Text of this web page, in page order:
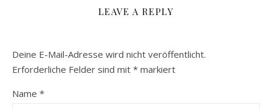
LEAVE A REPLY
Deine E-Mail-Adresse wird nicht veröffentlicht.
Erforderliche Felder sind mit * markiert
Name *